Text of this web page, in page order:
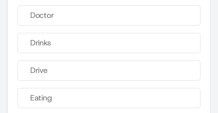
Doctor
Drinks
Drive
Eating